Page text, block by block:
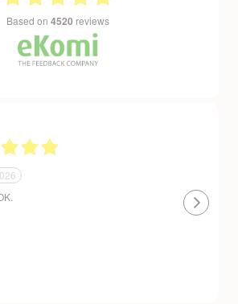
based on 4520 reviews
plantes de
délais de